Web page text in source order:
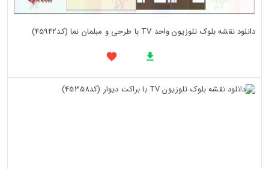
دانلود نقشه بلوک تلوزیون واحد TV با طرحی و مبلمان نما (کد45942)